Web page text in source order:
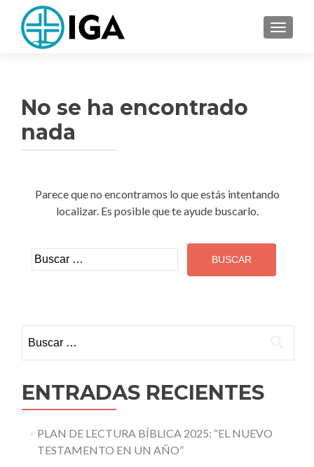
No se ha encontrado
nada
Parece que no encontramos lo que estás intentando
localizar. Es posible que te ayude buscarlo.
Buscar:
ENTRADAS RECIENTES
PLAN DE LECTURA BÍBLICA 2025: “EL NUEVO
TESTAMENTO EN UN AÑO”